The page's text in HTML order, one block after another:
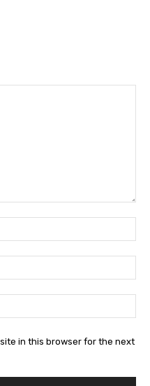
in this browser for the next